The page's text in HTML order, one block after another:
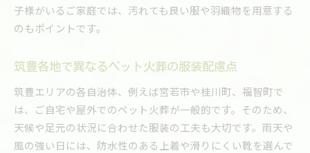
子様がいるご家庭では、汚れても良い服や羽織物を用意する
のもポイントです。
筑豊各地で異なるペット火葬の服装配慮点
筑豊エリアの各自治体、例えば宮若市や桂川町、福智町で
は、ご自宅や屋外でのペット火葬が一般的です。そのため、
天候や足元の状況に合わせた服装の工夫も大切です。雨天や
風の強い日には、防水性のある上着や滑りにくい靴を選んで